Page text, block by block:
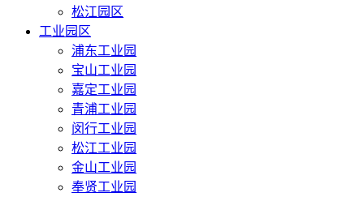
松江园区
工业园区
浦东工业园
宝山工业园
嘉定工业园
青浦工业园
闵行工业园
松江工业园
金山工业园
奉贤工业园